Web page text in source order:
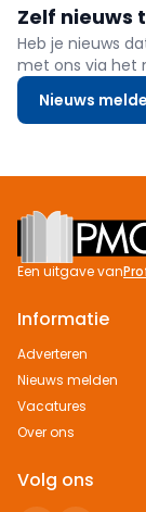
Zelf nieuws
Heb je nieuws
met ons via het
Nieuws
Footer
Een uitgave van
Informatie
Adverteren
Nieuws melden
Vacatures
Over ons
Volg ons